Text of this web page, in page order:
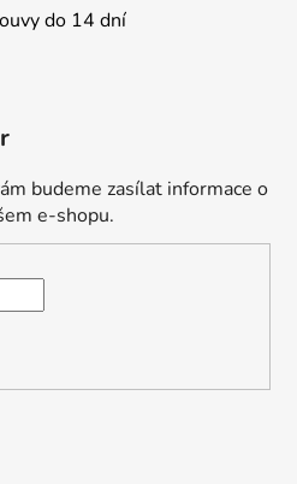
do 14 dní
budeme zasílat informace o
e-shopu.